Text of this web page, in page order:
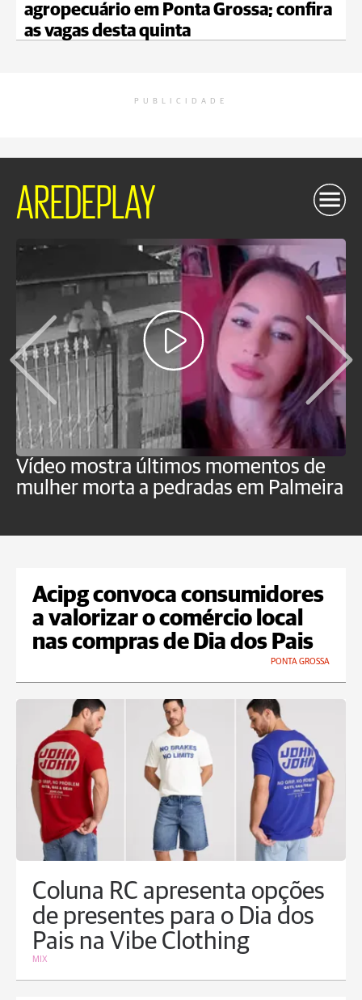
agropecuário em Ponta Grossa; confira
as vagas desta quinta
PUBLICIDADE
AREDEPLAY
Vídeo mostra últimos momentos de
mulher morta a pedradas em Palmeira
Acipg convoca consumidores
a valorizar o comércio local
nas compras de Dia dos Pais
PONTA GROSSA
Coluna RC apresenta opções
de presentes para o Dia dos
Pais na Vibe Clothing
MIX